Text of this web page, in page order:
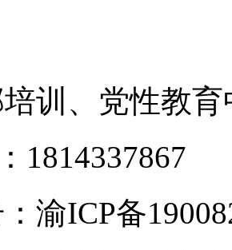
训、党性教
1814337867
渝ICP备